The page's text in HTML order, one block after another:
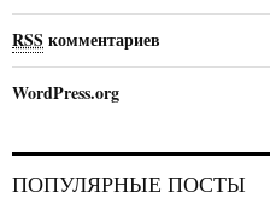
RSS комментариев
WordPress.org
ПОПУЛЯРНЫЕ ПОСТЫ